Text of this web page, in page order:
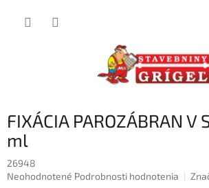
FIXÁCIA PAROZÁBRAN V
ml
26948
Priemerné
Neohodnotené Podrobnosti hodnotenia